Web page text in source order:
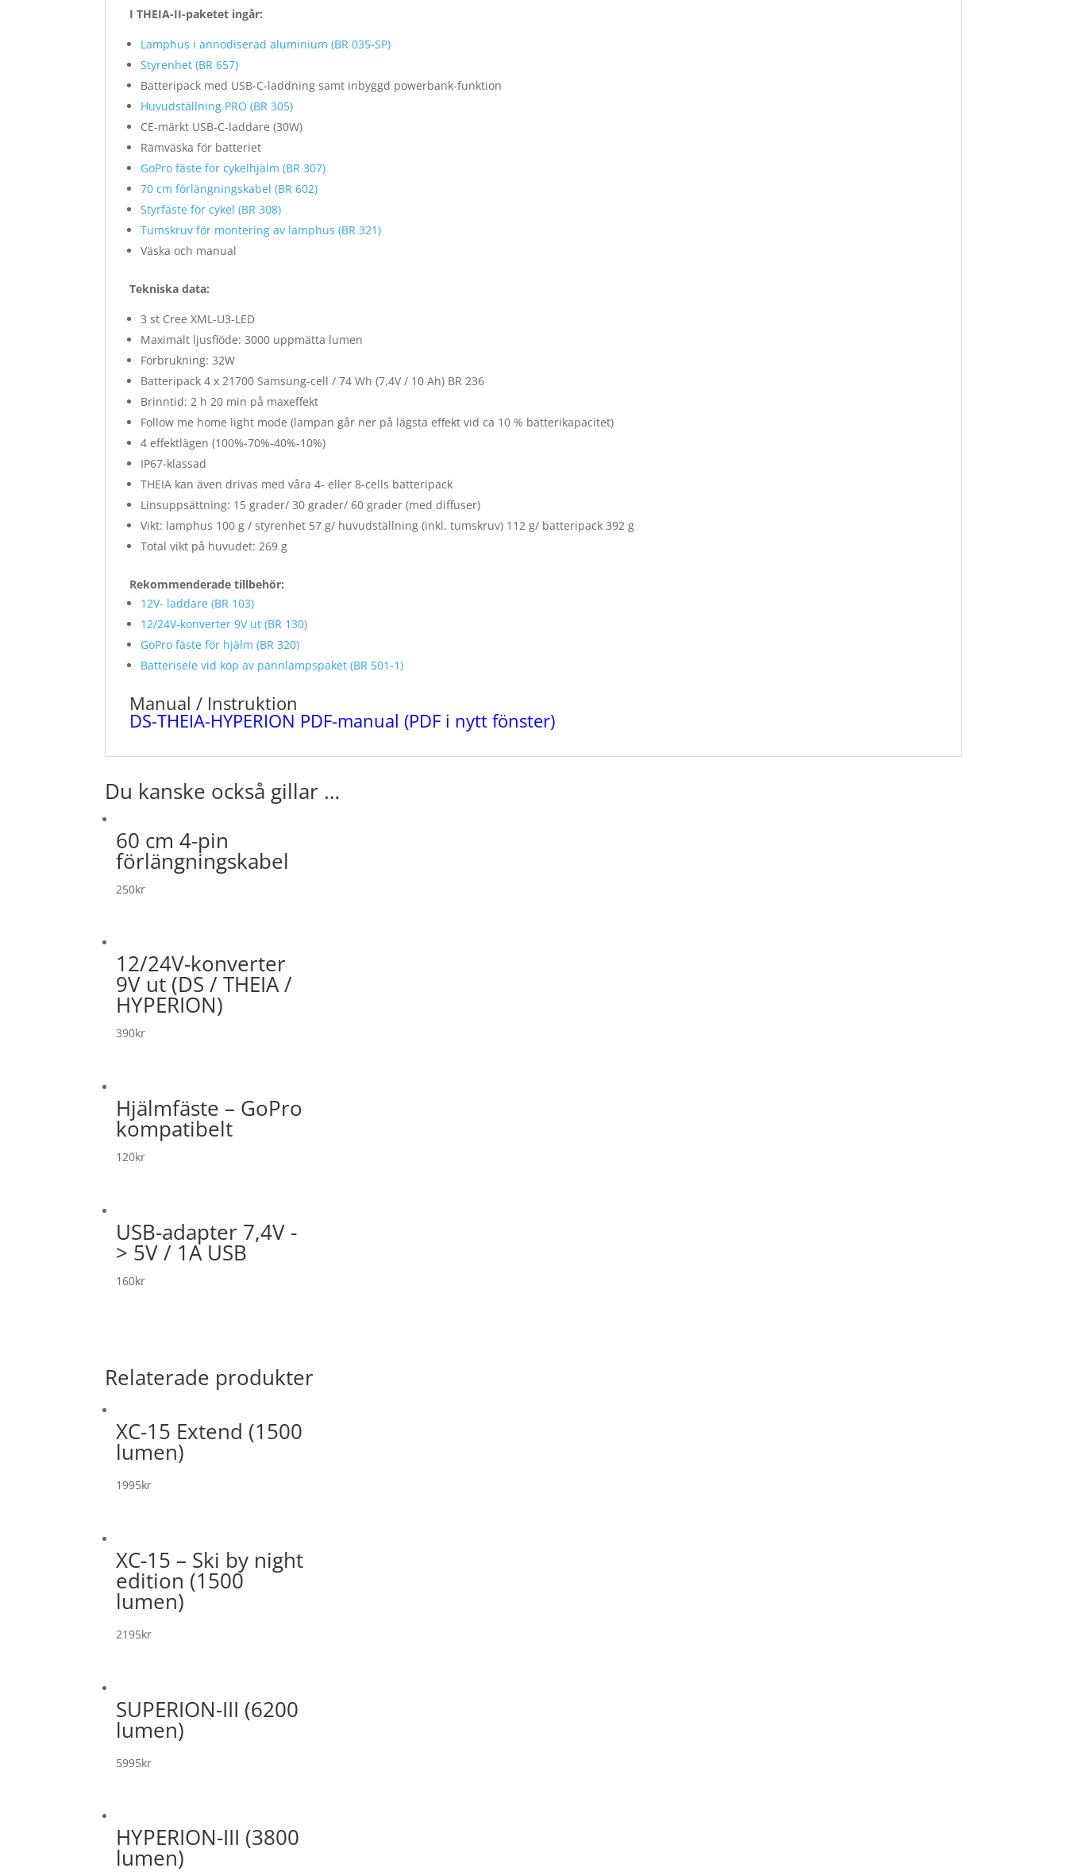
I THEIA-II-paketet ingår:
Lamphus i annodiserad aluminium (BR 035-SP)
Styrenhet (BR 657)
Batteripack med USB-C-laddning samt inbyggd powerbank-funktion
Huvudställning PRO (BR 305)
CE-märkt USB-C-laddare (30W)
Ramväska för batteriet
GoPro fäste för cykelhjälm (BR 307)
70 cm förlängningskabel (BR 602)
Styrfäste för cykel (BR 308)
Tumskruv för montering av lamphus (BR 321)
Väska och manual
Tekniska data:
3 st Cree XML-U3-LED
Maximalt ljusflöde: 3000 uppmätta lumen
Förbrukning: 32W
Batteripack 4 x 21700 Samsung-cell / 74 Wh (7,4V / 10 Ah) BR 236
Brinntid: 2 h 20 min på maxeffekt
Follow me home light mode (lampan går ner på lägsta effekt vid ca 10 % batterikapacitet)
4 effektlägen (100%-70%-40%-10%)
IP67-klassad
THEIA kan även drivas med våra 4- eller 8-cells batteripack
Linsuppsättning: 15 grader/ 30 grader/ 60 grader (med diffuser)
Vikt: lamphus 100 g / styrenhet 57 g/ huvudställning (inkl. tumskruv) 112 g/ batteripack 392 g
Total vikt på huvudet: 269 g
Rekommenderade tillbehör:
12V- laddare (BR 103)
12/24V-konverter 9V ut (BR 130)
GoPro fäste för hjälm (BR 320)
Batterisele vid köp av pannlampspaket (BR 501-1)
Manual / Instruktion
DS-THEIA-HYPERION PDF-manual (PDF i nytt fönster)
Du kanske också gillar …
60 cm 4-pin
förlängningskabel
250kr
12/24V-konverter
9V ut (DS / THEIA /
HYPERION)
390kr
Hjälmfäste – GoPro
kompatibelt
120kr
USB-adapter 7,4V -
> 5V / 1A USB
160kr
Relaterade produkter
XC-15 Extend (1500
lumen)
1995kr
XC-15 – Ski by night
edition (1500
lumen)
2195kr
SUPERION-III (6200
lumen)
5995kr
HYPERION-III (3800
lumen)